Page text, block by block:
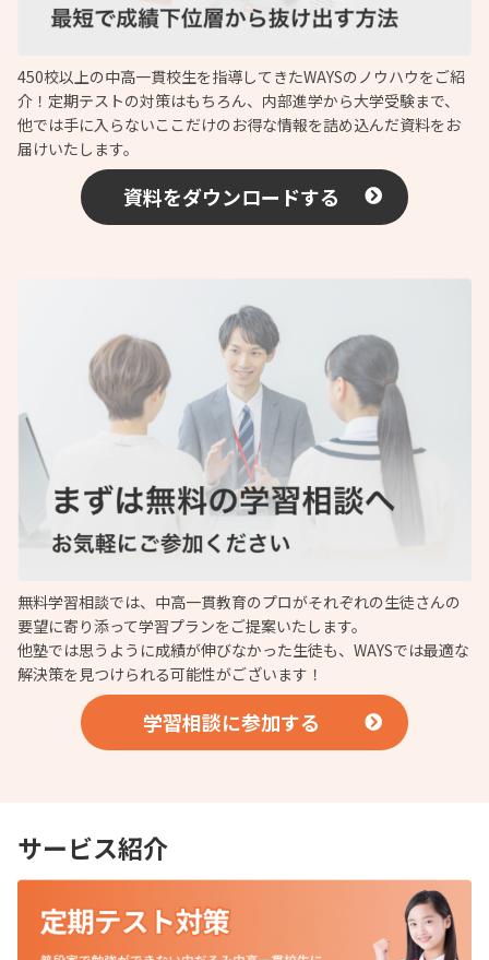
450校以上の中高一貫校生を指導してきたWAYSのノウハウをご紹
介！定期テストの対策はもちろん、内部進学から大学受験まで、
他では手に入らないここだけのお得な情報を詰め込んだ資料をお
届けいたします。
資料をダウンロードする
無料学習相談では、中高一貫教育のプロがそれぞれの生徒さんの
要望に寄り添って学習プランをご提案いたします。
他塾では思うように成績が伸びなかった生徒も、WAYSでは最適な
解決策を見つけられる可能性がございます！
学習相談に参加する
サービス紹介